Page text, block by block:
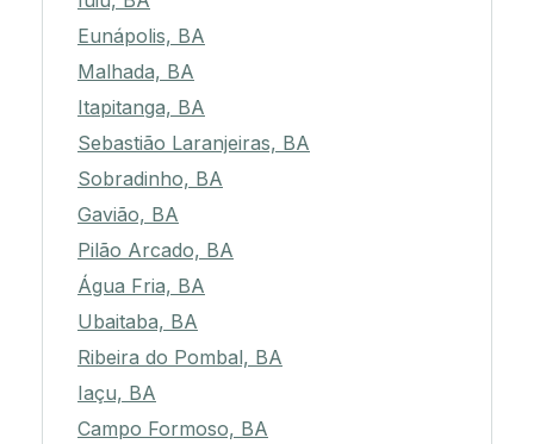
Eunápolis, BA
Malhada, BA
Itapitanga, BA
Sebastião Laranjeiras, BA
Sobradinho, BA
Gavião, BA
Pilão Arcado, BA
Água Fria, BA
Ubaitaba, BA
Ribeira do Pombal, BA
Iaçu, BA
Campo Formoso, BA